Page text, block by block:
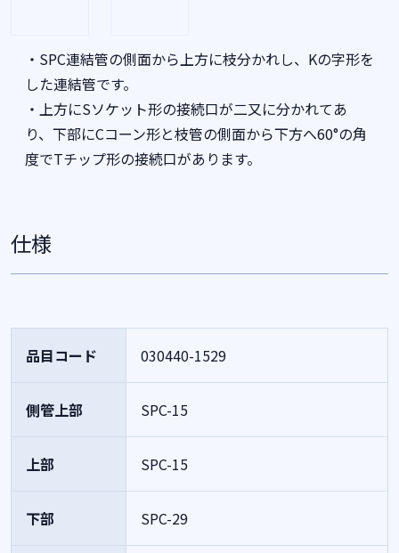
・SPC連結管の側面から上方に枝分かれし、Kの字形を
した連結管です。
・上方にSソケット形の接続口が二又に分かれてあ
り、下部にCコーン形と枝管の側面から下方へ60°の角
度でTチップ形の接続口があります。
仕様
品目コード 030440-1529
側管上部 SPC-15
上部 SPC-15
下部 SPC-29